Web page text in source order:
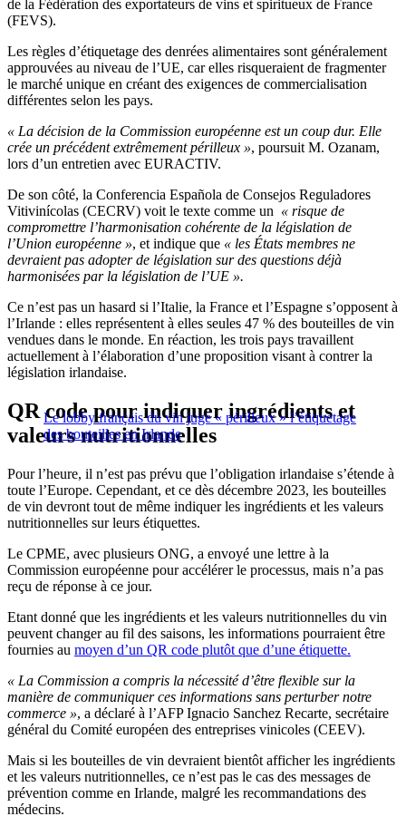
de la Fédération des exportateurs de vins et spiritueux de France
(FEVS).
Les règles d’étiquetage des denrées alimentaires sont généralement
approuvées au niveau de l’UE, car elles risqueraient de fragmenter
le marché unique en créant des exigences de commercialisation
différentes selon les pays.
« La décision de la Commission européenne est un coup dur. Elle
crée un précédent extrêmement périlleux », poursuit M. Ozanam,
lors d’un entretien avec EURACTIV.
De son côté, la Conferencia Española de Consejos Reguladores
Vitivinícolas (CECRV) voit le texte comme un « risque de
compromettre l’harmonisation cohérente de la législation de
l’Union européenne », et indique que « les États membres ne
devraient pas adopter de législation sur des questions déjà
harmonisées par la législation de l’UE ».
Ce n’est pas un hasard si l’Italie, la France et l’Espagne s’opposent à
l’Irlande : elles représentent à elles seules 47 % des bouteilles de vin
vendues dans le monde. En réaction, les trois pays travaillent
actuellement à l’élaboration d’une proposition visant à contrer la
législation irlandaise.
Le lobby français du vin juge « périlleux » l’étiquetage
des bouteilles en Irlande
QR code pour indiquer ingrédients et
valeurs nutritionnelles
Pour l’heure, il n’est pas prévu que l’obligation irlandaise s’étende à
toute l’Europe. Cependant, et ce dès décembre 2023, les bouteilles
de vin devront tout de même indiquer les ingrédients et les valeurs
nutritionnelles sur leurs étiquettes.
Le CPME, avec plusieurs ONG, a envoyé une lettre à la
Commission européenne pour accélérer le processus, mais n’a pas
reçu de réponse à ce jour.
Etant donné que les ingrédients et les valeurs nutritionnelles du vin
peuvent changer au fil des saisons, les informations pourraient être
fournies au moyen d’un QR code plutôt que d’une étiquette.
« La Commission a compris la nécessité d’être flexible sur la
manière de communiquer ces informations sans perturber notre
commerce », a déclaré à l’AFP Ignacio Sanchez Recarte, secrétaire
général du Comité européen des entreprises vinicoles (CEEV).
Mais si les bouteilles de vin devraient bientôt afficher les ingrédients
et les valeurs nutritionnelles, ce n’est pas le cas des messages de
prévention comme en Irlande, malgré les recommandations des
médecins.